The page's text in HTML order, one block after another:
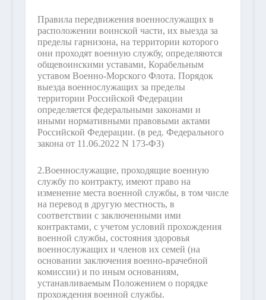
Правила передвижения военнослужащих в
расположении воинской части, их выезда за
пределы гарнизона, на территории которого
они проходят военную службу, определяются
общевоинскими уставами, Корабельным
уставом Военно-Морского Флота. Порядок
выезда военнослужащих за пределы
территории Российской Федерации
определяется федеральными законами и
иными нормативными правовыми актами
Российской Федерации. (в ред. Федерального
закона от 11.06.2022 N 173-ФЗ)
2.Военнослужащие, проходящие военную
службу по контракту, имеют право на
изменение места военной службы, в том числе
на перевод в другую местность, в
соответствии с заключенными ими
контрактами, с учетом условий прохождения
военной службы, состояния здоровья
военнослужащих и членов их семей (на
основании заключения военно-врачебной
комиссии) и по иным основаниям,
устанавливаемым Положением о порядке
прохождения военной службы.